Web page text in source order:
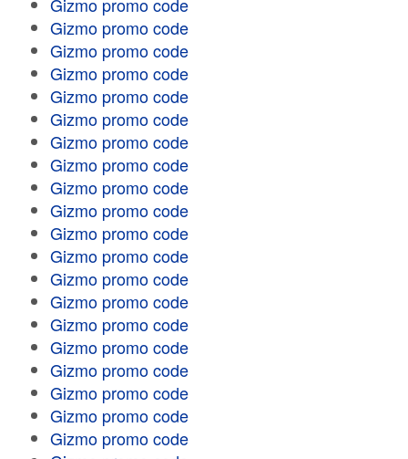
Gizmo promo code
Gizmo promo code
Gizmo promo code
Gizmo promo code
Gizmo promo code
Gizmo promo code
Gizmo promo code
Gizmo promo code
Gizmo promo code
Gizmo promo code
Gizmo promo code
Gizmo promo code
Gizmo promo code
Gizmo promo code
Gizmo promo code
Gizmo promo code
Gizmo promo code
Gizmo promo code
Gizmo promo code